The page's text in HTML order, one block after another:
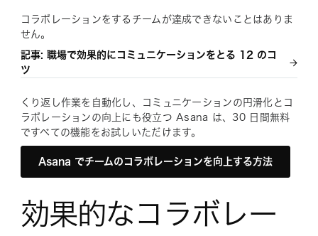
コラボレーションをするチームが達成できないことはありま
せん。
記事: 職場で効果的にコミュニケーションをとる 12 のコ
ツ
くり返し作業を自動化し、コミュニケーションの円滑化とコ
ラボレーションの向上にも役立つ Asana は、30 日間無料
ですべての機能をお試しいただけます。
Asana でチームのコラボレーションを向上する方法
効果的なコラボレー